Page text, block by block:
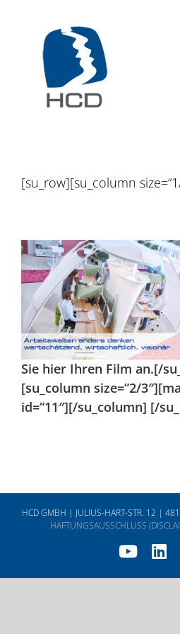
springen
[su_row][su_column
Sie hier Ihren Film an.[/
[su_column size=“2/
id=“11″][/su_column] [/
HCD GMBH | JULIUS-HART-STR. 12 |
HAFTUNGSAUSSCHLUSS